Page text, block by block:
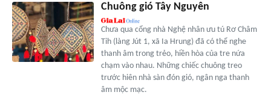
Chuông gió Tây Nguyên
Chưa qua cổng nhà Nghệ nhân ưu tú Rơ Châm
Tih (làng Jút 1, xã Ia Hrung) đã có thể nghe
thanh âm trong trẻo, hiền hòa của tre nứa
chạm vào nhau. Những chiếc chuông treo
trước hiên nhà sàn đón gió, ngân nga thanh
âm mộc mạc.